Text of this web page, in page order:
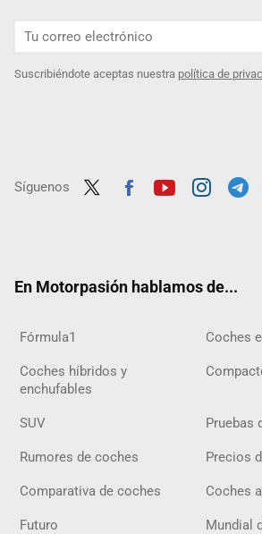
Suscribiéndote aceptas nuestra política de
Síguenos
En Motorpasión hablamos de...
Fórmula1 Coches
Coches híbridos y
enchufables
SUV Pruebas
Rumores de coches Precios
Comparativa de coches Coches
Futuro Mundial